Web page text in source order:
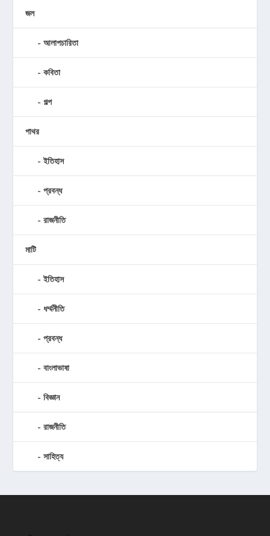
জল
আলাপচারিতা
কবিতা
গল্প
পাথর
ইতিহাস
প্রবন্ধ
রাজনীতি
মাটি
ইতিহাস
ধর্ম্মনীতি
প্রবন্ধ
বাংলাভাষা
বিজ্ঞান
রাজনীতি
সাহিত্য